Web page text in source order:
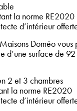
la norme RE2020
d’intérieur
Doméo vous
d’une surface de
2 et 3 chambres
la norme RE2020
d’intérieur